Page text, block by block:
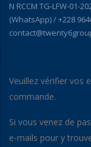
N RCCM TG-LFW-01-
(WhatsApp) / +228
Veuillez vérifier vos
commande.
Si vous venez de
e-mails pour y